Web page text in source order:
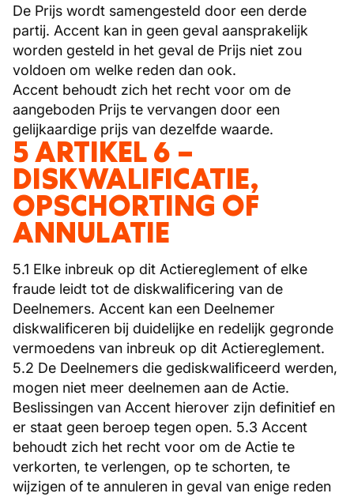
De Prijs wordt samengesteld door een derde
partij. Accent kan in geen geval aansprakelijk
worden gesteld in het geval de Prijs niet zou
voldoen om welke reden dan ook.
Accent behoudt zich het recht voor om de
aangeboden Prijs te vervangen door een
gelijkaardige prijs van dezelfde waarde.
5 ARTIKEL 6 –
DISKWALIFICATIE,
OPSCHORTING OF
ANNULATIE
5.1 Elke inbreuk op dit Actiereglement of elke
fraude leidt tot de diskwalificering van de
Deelnemers. Accent kan een Deelnemer
diskwalificeren bij duidelijke en redelijk gegronde
vermoedens van inbreuk op dit Actiereglement.
5.2 De Deelnemers die gediskwalificeerd werden,
mogen niet meer deelnemen aan de Actie.
Beslissingen van Accent hierover zijn definitief en
er staat geen beroep tegen open. 5.3 Accent
behoudt zich het recht voor om de Actie te
verkorten, te verlengen, op te schorten, te
wijzigen of te annuleren in geval van enige reden